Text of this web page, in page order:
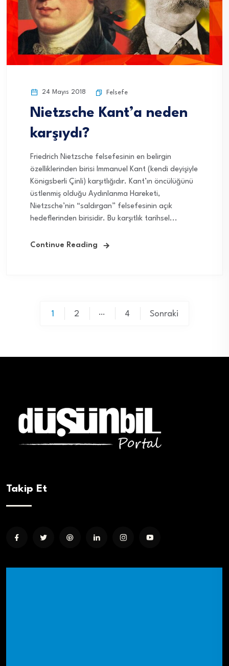
24 Mayıs 2018 Felsefe
Nietzsche Kant’a neden
karşıydı?
Friedrich Nietzsche felsefesinin en belirgin
özelliklerinden birisi Immanuel Kant (kendi deyişiyle
Königsberli Çinli) karşıtlığıdır. Kant’ın öncülüğünü
üstlenmiş olduğu Aydınlanma Hareketi,
Nietzsche’nin “saldırgan” felsefesinin açık
hedeflerinden birisidir. Bu karşıtlık tarihsel...
Continue Reading
1 2 … 4 Sonraki
Takip Et